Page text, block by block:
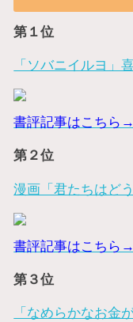
第１位
「ソバニイルヨ」
書評記事はこちら→
第２位
漫画「君たちはど
書評記事はこちら→
第３位
「なめらかなお金